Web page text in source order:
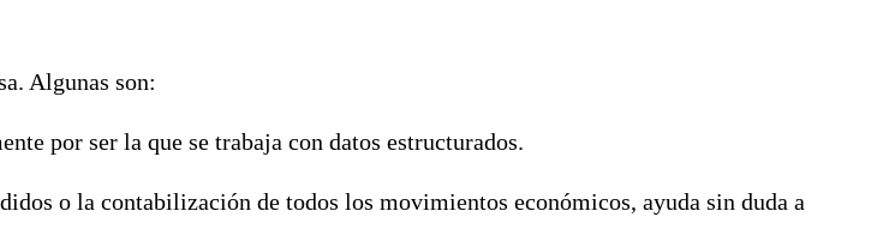
Algunas son:
por ser la que se trabaja con datos estructurados.
o la contabilización de todos los movimientos económicos, ayuda sin duda a